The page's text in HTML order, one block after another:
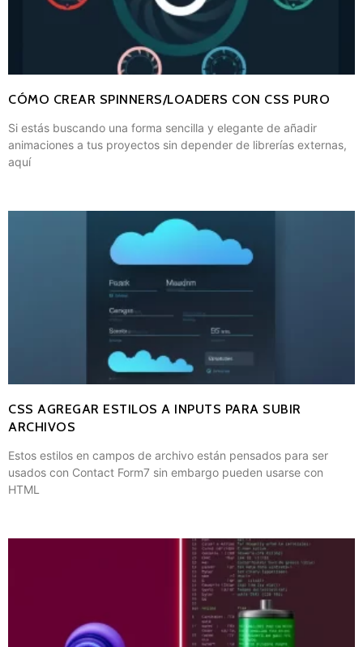
CÓMO CREAR SPINNERS/LOADERS CON CSS PURO
Si estás buscando una forma sencilla y elegante de añadir
animaciones a tus proyectos sin depender de librerías externas,
aquí
CSS AGREGAR ESTILOS A INPUTS PARA SUBIR
ARCHIVOS
Estos estilos en campos de archivo están pensados para ser
usados con Contact Form7 sin embargo pueden usarse con
HTML